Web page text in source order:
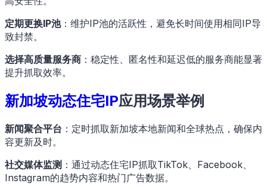
定期更换IP池：维护IP池的活跃性，避免长时间使用相同IP导
致封禁。
选择高质量服务商 ：稳定性、匿名性和延迟低的服务商能显著
提升抓取效率。
新加坡动态住宅IP应用场景举例
新闻聚合平台 ：定时抓取新加坡本地新闻和全球热点，确保内
容更新及时。
社交媒体监测 ：通过动态住宅IP抓取TikTok、Facebook、
Instagram的趋势内容和热门广告数据。